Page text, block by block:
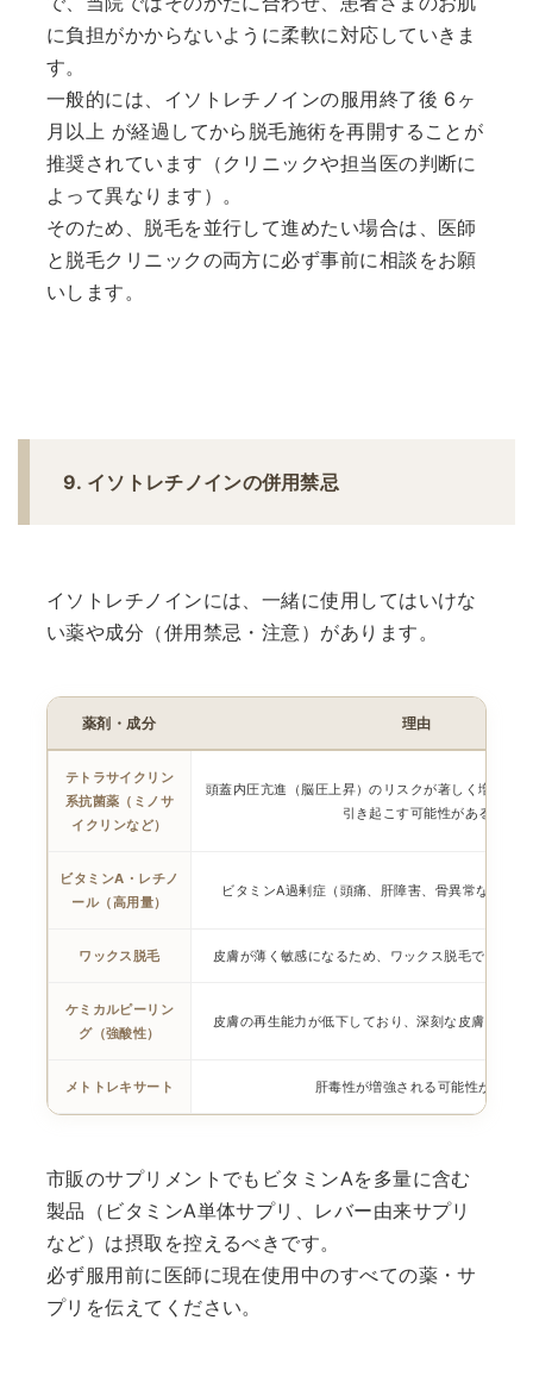
に負担がかからないように柔軟に対応していきま
す。
一般的には、イソトレチノインの服用終了後 6ヶ
月以上 が経過してから脱毛施術を再開することが
推奨されています（クリニックや担当医の判断に
よって異なります）。
そのため、脱毛を並行して進めたい場合は、医師
と脱毛クリニックの両方に必ず事前に相談をお願
いします。
9. イソトレチノインの併用禁忌
イソトレチノインには、一緒に使用してはいけな
い薬や成分（併用禁忌・注意）があります。
薬剤・成分 理由
テトラサイクリン
系抗菌薬（ミノサ
イクリンなど）
頭蓋内圧亢進（脳圧上昇）のリスクが著しく増大。
引き起こす可能性がある
ビタミンA・レチノ
ール（高用量）
ビタミンA過剰症（頭痛、肝障害、骨異常など）
ワックス脱毛 皮膚が薄く敏感になるため、ワックス脱毛で皮膚が
ケミカルピーリン
グ（強酸性）
皮膚の再生能力が低下しており、深刻な皮膚損傷に
メトトレキサート 肝毒性が増強される可能性がある
市販のサプリメントでもビタミンAを多量に含む
製品（ビタミンA単体サプリ、レバー由来サプリ
など）は摂取を控えるべきです。
必ず服用前に医師に現在使用中のすべての薬・サ
プリを伝えてください。